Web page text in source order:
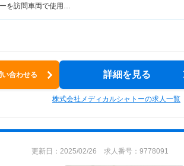
を訪問車両で使用…
合わせる 詳細を見る
株式会社メディカルシャトーの求人一覧
更新日：2025/02/26 求人番号：9778091